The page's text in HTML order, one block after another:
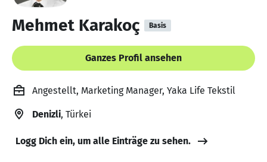
Mehmet Karakoç Basis
Ganzes Profil ansehen
Angestellt, Marketing Manager, Yaka Life Tekstil
Denizli, Türkei
Logg Dich ein, um alle Einträge zu sehen.